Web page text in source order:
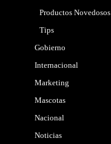
Productos Novedosos
Tips
Gobierno
Internacional
Marketing
Mascotas
Nacional
Noticias